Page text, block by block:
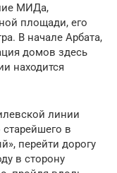
МИДа,
площади, его
В начале Арбата,
домов здесь
находится
линии
в
перейти дорогу
в сторону